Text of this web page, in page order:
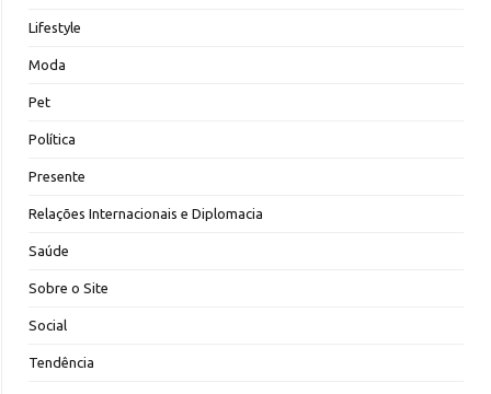
Lifestyle
Moda
Pet
Política
Presente
Relações Internacionais e Diplomacia
Saúde
Sobre o Site
Social
Tendência